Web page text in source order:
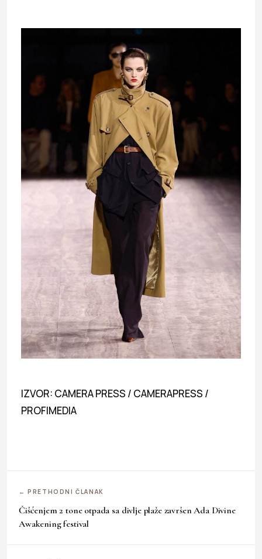
IZVOR: CAMERA PRESS / CAMERAPRESS /
PROFIMEDIA
← PRETHODNI ČLANAK
Čišćenjem 2 tone otpada sa divlje plaže završen Ada Divine
Awakening festival